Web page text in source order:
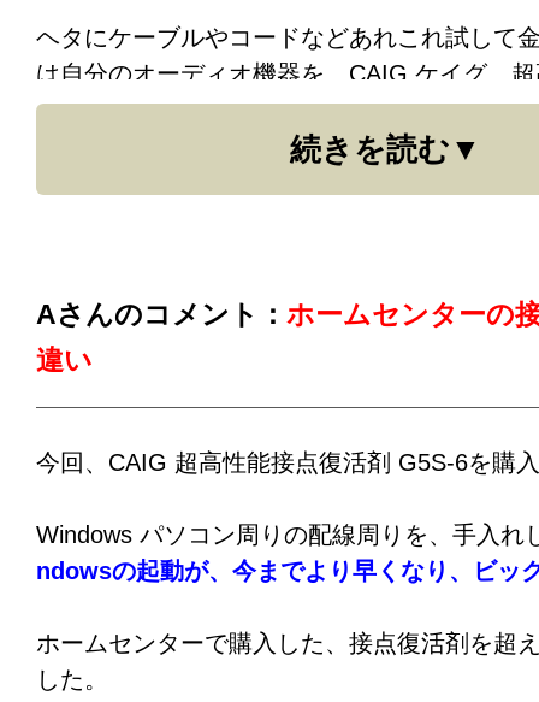
ヘタにケーブルやコードなどあれこれ試して
は自分のオーディオ機器を、CAIG ケイグ
剤 G5S-6 で、お手入れし、ピンジャック・
ピーカーケーブル等々の、あらゆる部分を１
元々持ってる車のポテンシャルをどこまでス
か！ と言う事に似ていると私は個人的に感
そして、その仕事（役割）を見事にやって
結局は、大切な音楽機材には、このような専
す。
続きを読む
Aさんのコメント： ホームセンターの
違い
今回、CAIG 超高性能接点復活剤 G5S-6を購
Windows パソコン周りの配線周りを、手入れ
ndowsの起動が、今までより早くなり、ビッ
ホームセンターで購入した、接点復活剤を超
した。